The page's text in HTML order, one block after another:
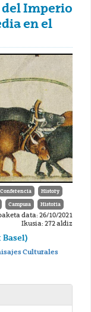
del Imperio
en el
Conferencia History
Campusa Historia
data: 26/10/2021
Ikusia: 272 aldiz
Basel)
Culturales